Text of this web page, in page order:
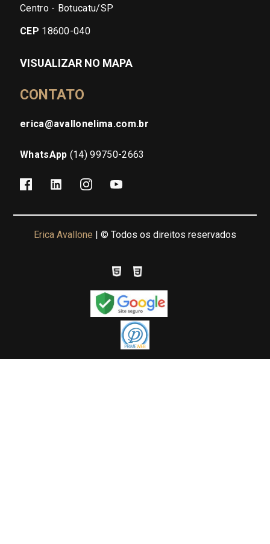
Centro - Botucatu/SP
CEP 18600-040
VISUALIZAR NO MAPA
CONTATO
erica@avallonelima.com.br
WhatsApp (14) 99750-2663
Erica Avallone | © Todos os direitos reservados